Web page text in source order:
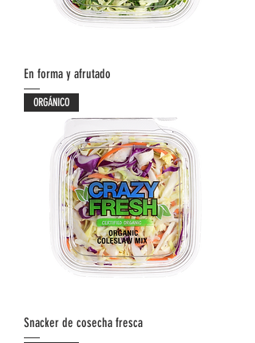
En forma y afrutado
ORGÁNICO
Snacker de cosecha fresca